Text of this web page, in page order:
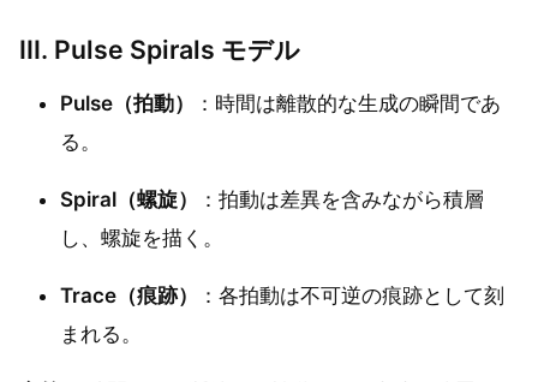
III. Pulse Spirals モデル
Pulse（拍動）
：時間は離散的な生成の瞬間であ
る。
Spiral（螺旋）
：拍動は差異を含みながら積層
し、螺旋を描く。
Trace（痕跡）
：各拍動は不可逆の痕跡として刻
まれる。